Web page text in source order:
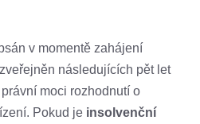
v momentě zahájení
následujících pět let
moci rozhodnutí o
Pokud je insolvenční